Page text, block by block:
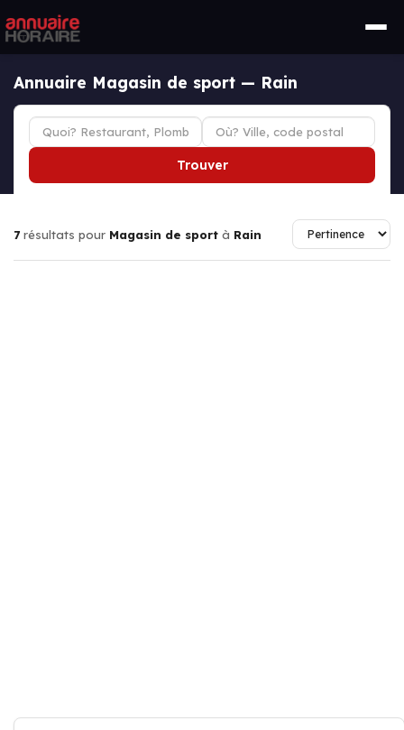
Annuaire Magasin de sport — Rain
Trouver
7 résultats pour Magasin de sport à Rain